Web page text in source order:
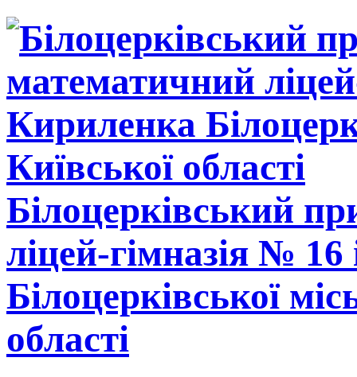
Білоцерківський
ліцей-гімназія №
Білоцерківської
області